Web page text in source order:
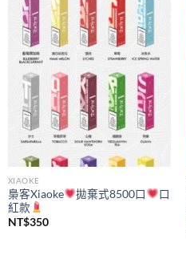
Add to
wishlist
XIAOKE
梟客Xiaoke 拋棄式8500口
口
紅款
NT$350